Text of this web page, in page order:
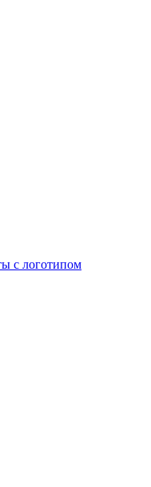
с логотипом